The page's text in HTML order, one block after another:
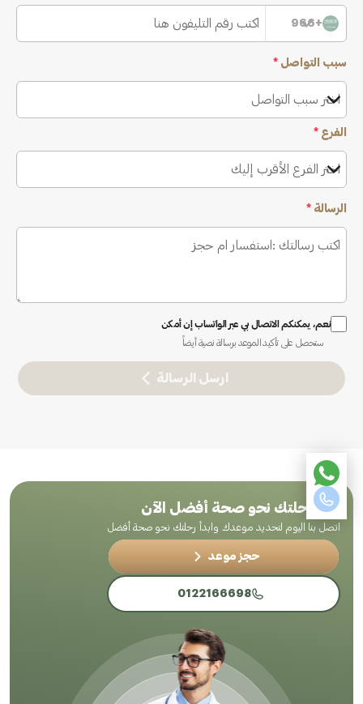
+966
سبب التواصل *
اختر سبب التواصل
الفرع *
اختر الفرع الأقرب إليك
الرسالة *
نعم، يمكنكم الاتصال بي عبر الواتساب إن أمكن
ستحصل على تأكيد الموعد برسالة نصية أيضاً
ارسل الرسالة
ابدأ رحلتك نحو صحة أفضل الآن
اتصل بنا اليوم لتحديد موعدك وابدأ رحلتك نحو صحة أفضل
حجز موعد
0122166698